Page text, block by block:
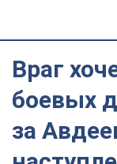
Враг
боевых
за